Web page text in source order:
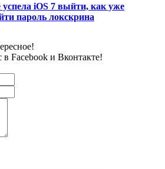
успела iOS 7 выйти, как уже
пароль локскрина
в Facebook и Вконтакте!